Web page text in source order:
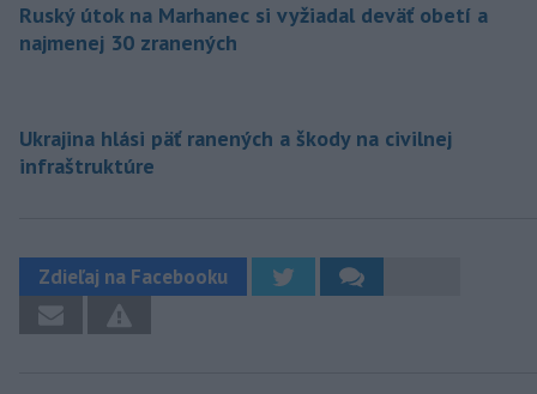
Ruský útok na Marhanec si vyžiadal deväť obetí a
najmenej 30 zranených
Ukrajina hlási päť ranených a škody na civilnej
infraštruktúre
Zdieľaj na Facebooku